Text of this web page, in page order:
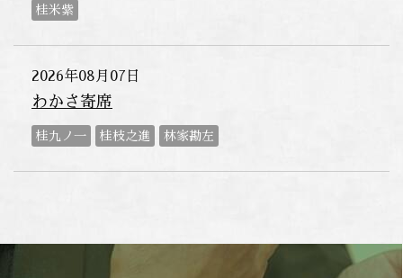
桂米紫
2026年08月07日
わかさ寄席
桂九ノ一 桂枝之進 林家勘左